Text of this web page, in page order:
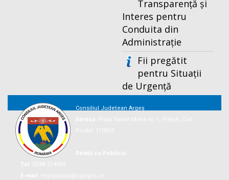
Transparență și
Interes pentru
Conduita din
Administrație
Fii pregătit
pentru Situații
de Urgență
Consiliul Județean Argeș